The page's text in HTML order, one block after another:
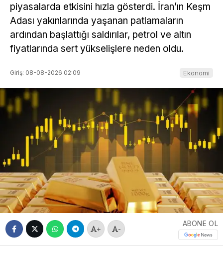
piyasalarda etkisini hızla gösterdi. İran’ın Keşm
Adası yakınlarında yaşanan patlamaların
ardından başlattığı saldırılar, petrol ve altın
fiyatlarında sert yükselişlere neden oldu.
Giriş: 08-08-2026 02:09 Ekonomi
+ -
ABONE OL